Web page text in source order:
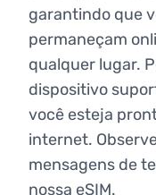
garantindo que
permaneçam
qualquer lugar.
dispositivo
você esteja
internet.
mensagens de
nossa eSIM.